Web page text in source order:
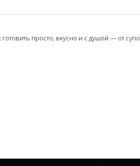
просто, вкусно и с душой — от